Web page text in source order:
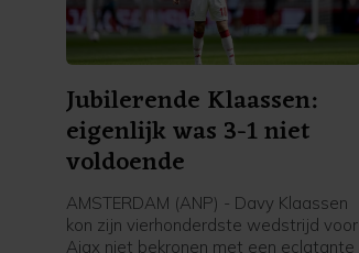
Jubilerende Klaassen:
eigenlijk was 3-1 niet
voldoende
AMSTERDAM (ANP) - Davy Klaassen
kon zijn vierhonderdste wedstrijd voor
Ajax niet bekronen met een eclatante